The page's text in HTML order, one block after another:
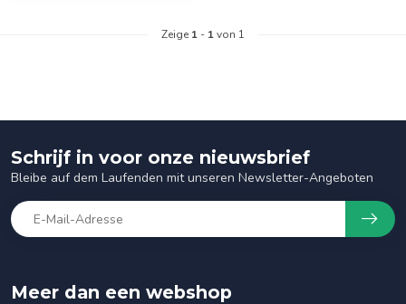
Zeige 1 - 1von 1
Meer dan een webshop
Schrijf in voor onze nieuwsbrief
Bleibe auf dem Laufenden mit unseren Newsletter-Angeboten